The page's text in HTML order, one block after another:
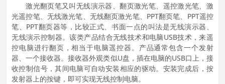
激光翻页笔又叫无线演示器、翻页激光笔、遥控激光笔、激
光遥控笔、无线激光笔、无线翻页激光笔、PPT翻页笔、PPT遥控
笔、PPT翻页器等，比较正式、书面一点的叫法是无线演示器、
无线演示控制器。该类产品结合无线技术和电脑USB技术，来遥
控电脑进行翻页，相当于电脑遥控器。产品通常包含一个发射
器、一个接收器。接收器外观类似U盘，插在电脑的USB口上，接
收控制信号，其间电脑可自动安装相应的驱动。安装完成后，按
发射器上的按键，即可实现无线控制电脑。